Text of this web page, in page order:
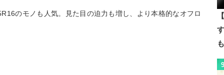
のモノも人気。見た目の迫力も増し、より本格的なオフロ